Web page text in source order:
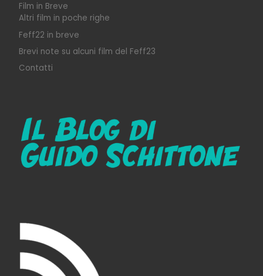
Film in Breve
Altri film in poche righe
Feff22 in breve
Brevi note su alcuni film del Feff23
Contatti